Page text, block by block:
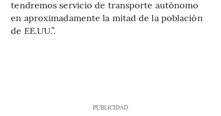
tendremos servicio de transporte autónomo
en aproximadamente la mitad de la población
de EE.UU.”.
PUBLICIDAD